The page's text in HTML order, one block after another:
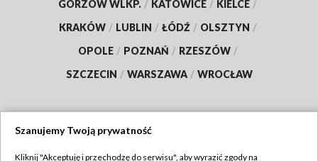
GORZÓW WLKP. / KATOWICE / KIELCE /
KRAKÓW / LUBLIN / ŁÓDŹ / OLSZTYN /
OPOLE / POZNAŃ / RZESZÓW /
SZCZECIN / WARSZAWA / WROCŁAW
Szanujemy Twoją prywatność
Kliknij "Akceptuję i przechodzę do serwisu", aby wyrazić zgody na